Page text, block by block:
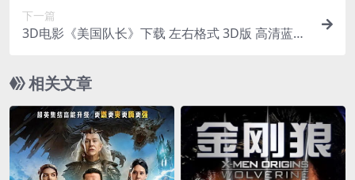
下一篇
3D电影《美国队长》下载 左右格式 3D版 高清蓝光
相关文章